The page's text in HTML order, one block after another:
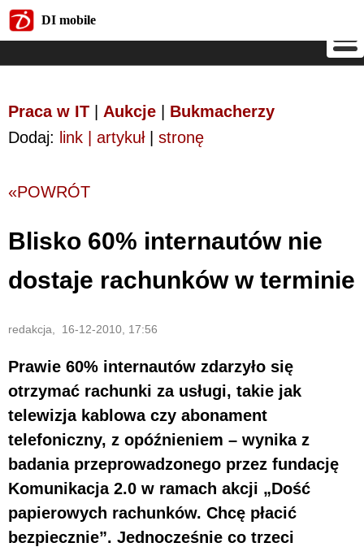
DI mobile
Praca w IT Aukcje
Bukmacherzy
Dodaj: link | artykuł| stronę
«POWRÓT
Blisko 60% internautów nie
dostaje rachunków w terminie
redakcja, 16-12-2010, 17:56
Prawie 60% internautów zdarzyło się
otrzymać rachunki za usługi, takie jak
telewizja kablowa czy abonament
telefoniczny, z opóźnieniem – wynika z
badania przeprowadzonego przez fundację
Komunikacja 2.0 w ramach akcji „Dość
papierowych rachunków. Chcę płacić
bezpiecznie”. Jednocześnie co trzeci
DI mobile